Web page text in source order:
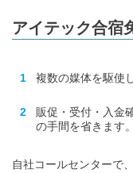
アイテック合宿
複数の媒体を駆使
販促・受付・入金
の手間を省きます。
自社コールセンターで